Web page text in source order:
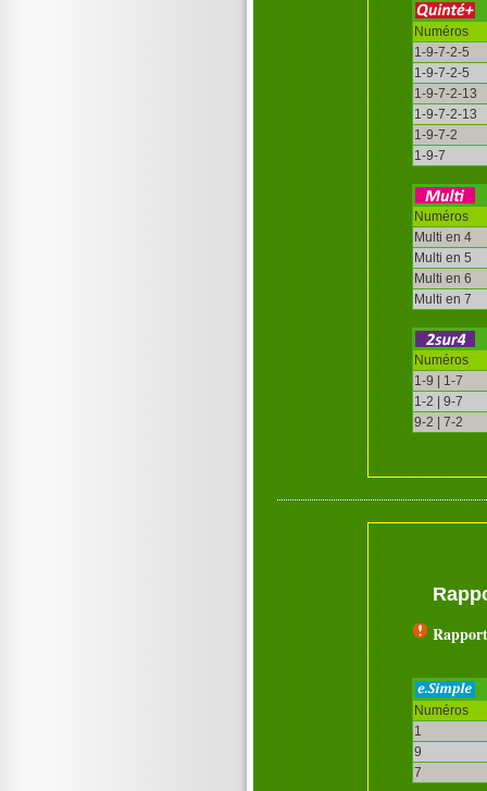
Numéros
1-9-7-2-5
1-9-7-2-5
1-9-7-2-13
1-9-7-2-13
1-9-7-2
1-9-7
Numéros
Multi en 4
Multi en 5
Multi en 6
Multi en 7
Numéros
1-9 | 1-7
1-2 | 9-7
9-2 | 7-2
Numéros
1
9
7